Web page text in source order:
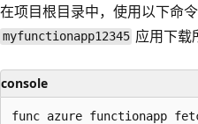
在项目根目录中，使用以下命
myfunctionapp12345 应用下载
console